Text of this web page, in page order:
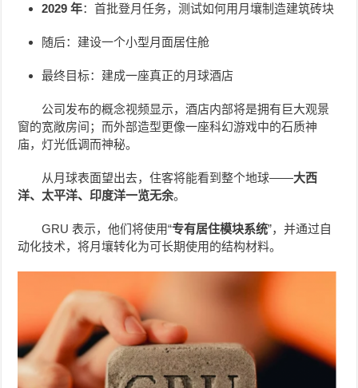
2029 年：首批登月任务，测试如何用月壤制造建筑砖块
随后：建设一个小型月面居住舱
最终目标：建成一座真正的月球酒店
公司发布的概念视频显示，酒店内部将是拥有巨大观景
窗的宽敞房间；而外部造型更像一座科幻游戏中的石质神
庙，灯光低调而神秘。
从月球表面望出去，住客将能看到整个地球——大西
洋、太平洋、印度洋一览无余。
GRU 表示，他们将使用“专有居住模块系统”，并通过自
动化技术，将月壤转化为可长期使用的结构材料。